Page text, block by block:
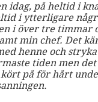
idag, på heltid i
i ytterligare
i över tre timmar
min chef. Det
henne och
tiden men
kört på för hårt